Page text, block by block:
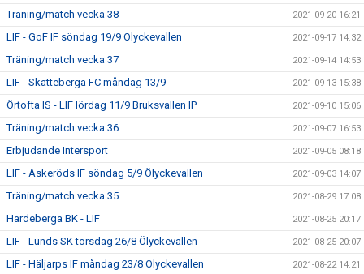
Träning/match vecka 38 2021-09-20 16:21
LIF - GoF IF söndag 19/9 Ölyckevallen 2021-09-17 14:32
Träning/match vecka 37 2021-09-14 14:53
LIF - Skatteberga FC måndag 13/9 2021-09-13 15:38
Örtofta IS - LIF lördag 11/9 Bruksvallen IP 2021-09-10 15:06
Träning/match vecka 36 2021-09-07 16:53
Erbjudande Intersport 2021-09-05 08:18
LIF - Askeröds IF söndag 5/9 Ölyckevallen 2021-09-03 14:07
Träning/match vecka 35 2021-08-29 17:08
Hardeberga BK - LIF 2021-08-25 20:17
LIF - Lunds SK torsdag 26/8 Ölyckevallen 2021-08-25 20:07
LIF - Häljarps IF måndag 23/8 Ölyckevallen 2021-08-22 14:21